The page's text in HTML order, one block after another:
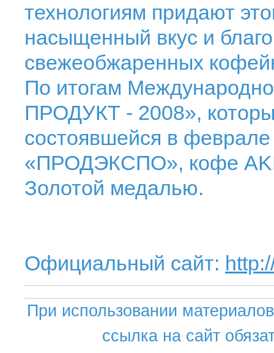
технологиям придают
насыщенный вкус и
свежеобжаренных
По итогам
ПРОДУКТ - 2008»,
состоявшейся в
«ПРОДЭКСПО», кофе
Золотой медалью.
Официальный сайт:
При использовании
ссылка на сайт